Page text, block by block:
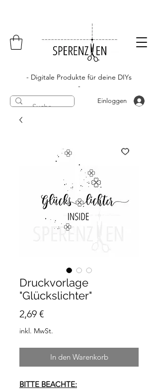
- Digitale Produkte für deine DIYs
-
Einloggen
Druckvorlage
"Glückslichter"
2,69 €Preis
inkl. MwSt.
In den Warenkorb
BITTE BEACHTE: